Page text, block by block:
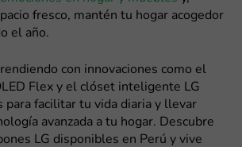
fresco, mantén tu hogar acogedor
el año.
con innovaciones como el
Flex y el clóset inteligente LG
para facilitar tu vida diaria y llevar
avanzada a tu hogar. Descubre
LG disponibles en Perú y vive